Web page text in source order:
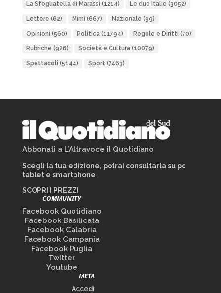
La Sfogliatella di Marassi (1214) Le due Italie (3052)
Lettere (62) Mimì (667) Nazionale (99)
Opinioni (560) Politica(11794) Regole e Diritti (70)
Rubriche (926) Società e Cultura(10079)
Spettacoli (5144) Sport(7463)
Abbonati a L’Altravoce il Quotidiano
Scegli la tua edizione, potrai consultarla su pc
tablet e smartphone
SCOPRI I PREZZI
COMMUNITY
Facebook Quotidiano
Facebook Basilicata
Facebook Calabria
Facebook Campania
Facebook Puglia
Twitter
Youtube
META
Accedi